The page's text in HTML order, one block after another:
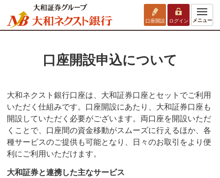
口座開設 ログイン メニュー
口座開設申込について
大和ネクスト銀行口座は、大和証券口座とセットでご利用
いただく仕組みです。口座開設にあたり、大和証券口座も
開設していただく必要がございます。両口座を開設いただ
くことで、口座間の資金移動がスムーズに行えるほか、各
種サービスのご提供も可能となり、日々のお取引をより便
利にご利用いただけます。
大和証券と連携した主なサービス